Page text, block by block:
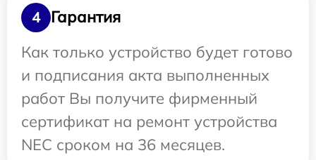
4
Гарантия
Как только устройство будет готово
и подписания акта выполненных
работ Вы получите фирменный
сертификат на ремонт устройства
NEC сроком на 36 месяцев.